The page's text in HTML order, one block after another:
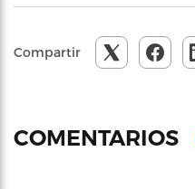
Compartir
COMENTARIOS